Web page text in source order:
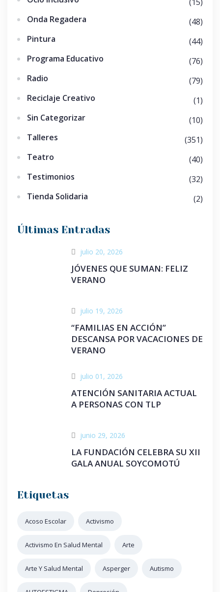
Onda Regadera
(48)
Pintura
(44)
Programa Educativo
(76)
Radio
(79)
Reciclaje Creativo
(1)
Sin Categorizar
(10)
Talleres
(351)
Teatro
(40)
Testimonios
(32)
Tienda Solidaria
(2)
Últimas Entradas
julio 20, 2026
JÓVENES QUE SUMAN: FELIZ
VERANO
julio 19, 2026
“FAMILIAS EN ACCIÓN”
DESCANSA POR VACACIONES DE
VERANO
julio 01, 2026
ATENCIÓN SANITARIA ACTUAL
A PERSONAS CON TLP
junio 29, 2026
LA FUNDACIÓN CELEBRA SU XII
GALA ANUAL SOYCOMOTÚ
Etiquetas
Acoso Escolar Activismo
Activismo En Salud Mental Arte
Arte Y Salud Mental Asperger Autismo